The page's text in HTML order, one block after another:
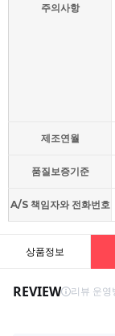
주의사항
제조연월
품질보증기준
A/S 책임자와 전화번호
상품정보